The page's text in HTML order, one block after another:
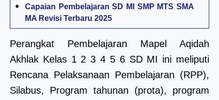
Capaian Pembelajaran SD MI SMP MTS SMA
MA Revisi Terbaru 2025
Perangkat Pembelajaran Mapel Aqidah
Akhlak Kelas 1 2 3 4 5 6 SD MI ini meliputi
Rencana Pelaksanaan Pembelajaran (RPP),
Silabus, Program tahunan (prota), program